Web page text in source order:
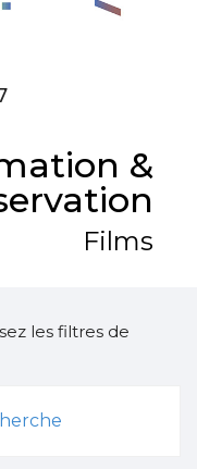
&
Films
les filtres de